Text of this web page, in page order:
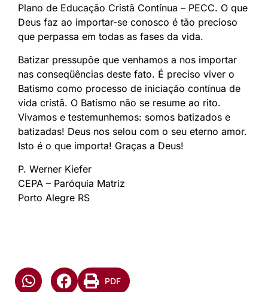
Plano de Educação Cristã Contínua – PECC. O que
Deus faz ao importar-se conosco é tão precioso
que perpassa em todas as fases da vida.
Batizar pressupõe que venhamos a nos importar
nas conseqüências deste fato. É preciso viver o
Batismo como processo de iniciação contínua de
vida cristã. O Batismo não se resume ao rito.
Vivamos e testemunhemos: somos batizados e
batizadas! Deus nos selou com o seu eterno amor.
Isto é o que importa! Graças a Deus!
P. Werner Kiefer
CEPA – Paróquia Matriz
Porto Alegre RS
PDF